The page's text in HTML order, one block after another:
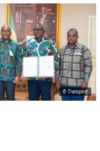
© Transport